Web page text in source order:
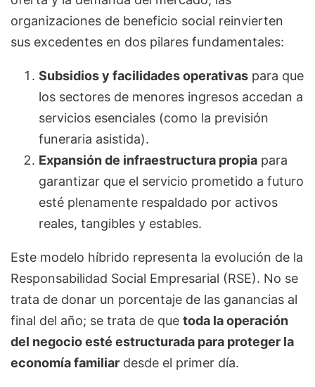
organizaciones de beneficio social reinvierten
sus excedentes en dos pilares fundamentales:
Subsidios y facilidades operativas para que
los sectores de menores ingresos accedan a
servicios esenciales (como la previsión
funeraria asistida).
Expansión de infraestructura propia para
garantizar que el servicio prometido a futuro
esté plenamente respaldado por activos
reales, tangibles y estables.
Este modelo híbrido representa la evolución de la
Responsabilidad Social Empresarial (RSE). No se
trata de donar un porcentaje de las ganancias al
final del año; se trata de que toda la operación
del negocio esté estructurada para proteger la
economía familiar desde el primer día.